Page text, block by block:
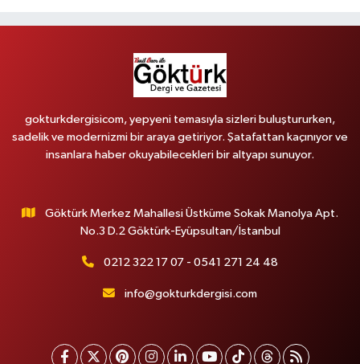
gokturkdergisicom, yepyeni temasıyla sizleri buluştururken,
sadelik ve modernizmi bir araya getiriyor. Şatafattan kaçınıyor ve
insanlara haber okuyabilecekleri bir altyapı sunuyor.
Göktürk Merkez Mahallesi Üstküme Sokak Manolya Apt.
No.3 D.2 Göktürk-Eyüpsultan/İstanbul
0212 322 17 07 - 0541 271 24 48
info@gokturkdergisi.com